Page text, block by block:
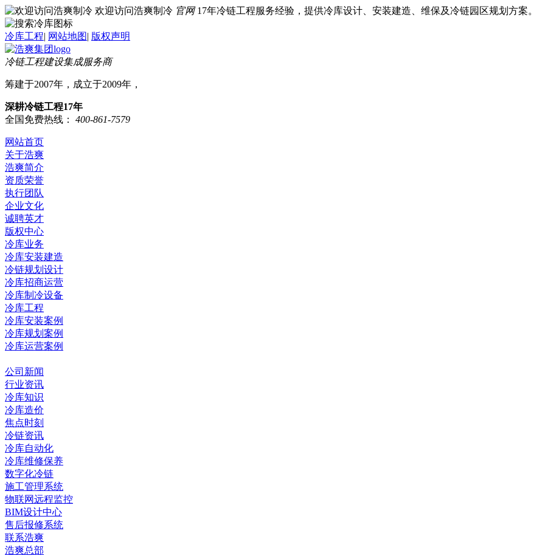
欢迎访问浩爽制冷 官网 17年冷链工程服务经验，提供冷库设计、安装建造、维保及冷链园区规划方案。
冷库工程| 网站地图| 版权声明
冷链工程建设集成服务商
筹建于2007年，成立于2009年，
深耕冷链工程17年
全国免费热线：
400-861-7579
网站首页
关于浩爽
浩爽简介
资质荣誉
执行团队
企业文化
诚聘英才
版权中心
冷库业务
冷库安装建造
冷链规划设计
冷库招商运营
冷库制冷设备
冷库工程
冷库安装案例
冷库规划案例
冷库运营案例
公司新闻
行业资讯
冷库知识
冷库造价
焦点时刻
冷链资讯
冷库自动化
冷库维修保养
数字化冷链
施工管理系统
物联网远程监控
BIM设计中心
售后报修系统
联系浩爽
浩爽总部